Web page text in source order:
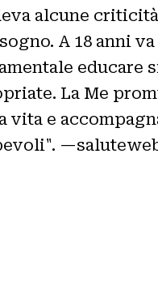
alcune
A 18 anni
educare
La Me
e